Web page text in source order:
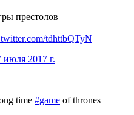
престолов
tdhttbQTyN
июля 2017 г.
time #game of thrones